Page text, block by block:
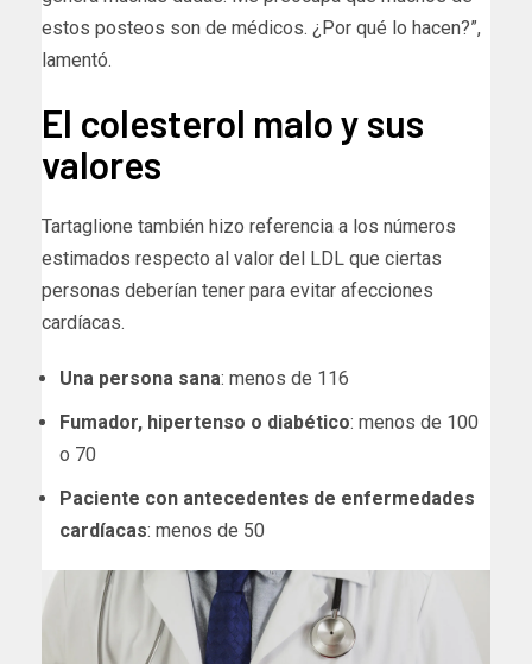
estos posteos son de médicos. ¿Por qué lo hacen?”,
lamentó.
El colesterol malo y sus
valores
Tartaglione también hizo referencia a los números
estimados respecto al valor del LDL que ciertas
personas deberían tener para evitar afecciones
cardíacas.
Una persona sana: menos de 116
Fumador, hipertenso o diabético: menos de 100
o 70
Paciente con antecedentes de enfermedades
cardíacas: menos de 50